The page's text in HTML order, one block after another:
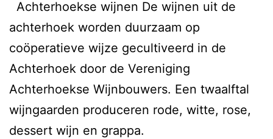
Achterhoekse wijnen De wijnen uit de
achterhoek worden duurzaam op
coöperatieve wijze gecultiveerd in de
Achterhoek door de Vereniging
Achterhoekse Wijnbouwers. Een twaalftal
wijngaarden produceren rode, witte, rose,
dessert wijn en grappa.